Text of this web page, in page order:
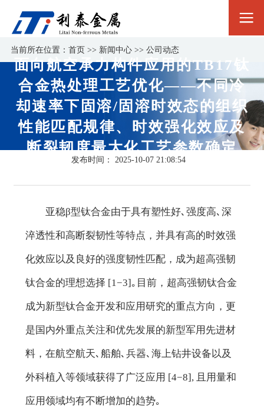
当前所在位置： 首页>> 新闻中心>> 公司动态
面向航空承力构件应用的TB17钛
合金热处理工艺优化——不同冷
却速率下固溶/固溶时效态的组织
性能匹配规律、时效强化效应及
断裂韧度最大化工艺参数确定
发布时间： 2025-10-07 21:08:54
亚稳β型钛合金由于具有塑性好､强度高､深
淬透性和高断裂韧性等特点，并具有高的时效强
化效应以及良好的强度韧性匹配，成为超高强韧
钛合金的理想选择 [1−3]｡目前，超高强韧钛合金
成为新型钛合金开发和应用研究的重点方向，更
是国内外重点关注和优先发展的新型军用先进材
料，在航空航天､船舶､兵器､海上钻井设备以及
外科植入等领域获得了广泛应用 [4−8], 且用量和
应用领域均有不断增加的趋势｡